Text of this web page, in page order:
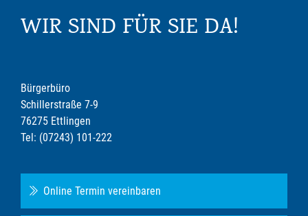
WIR SIND FÜR SIE DA!
Bürgerbüro
Schillerstraße 7-9
76275 Ettlingen
Tel: (07243) 101-222
Online Termin vereinbaren